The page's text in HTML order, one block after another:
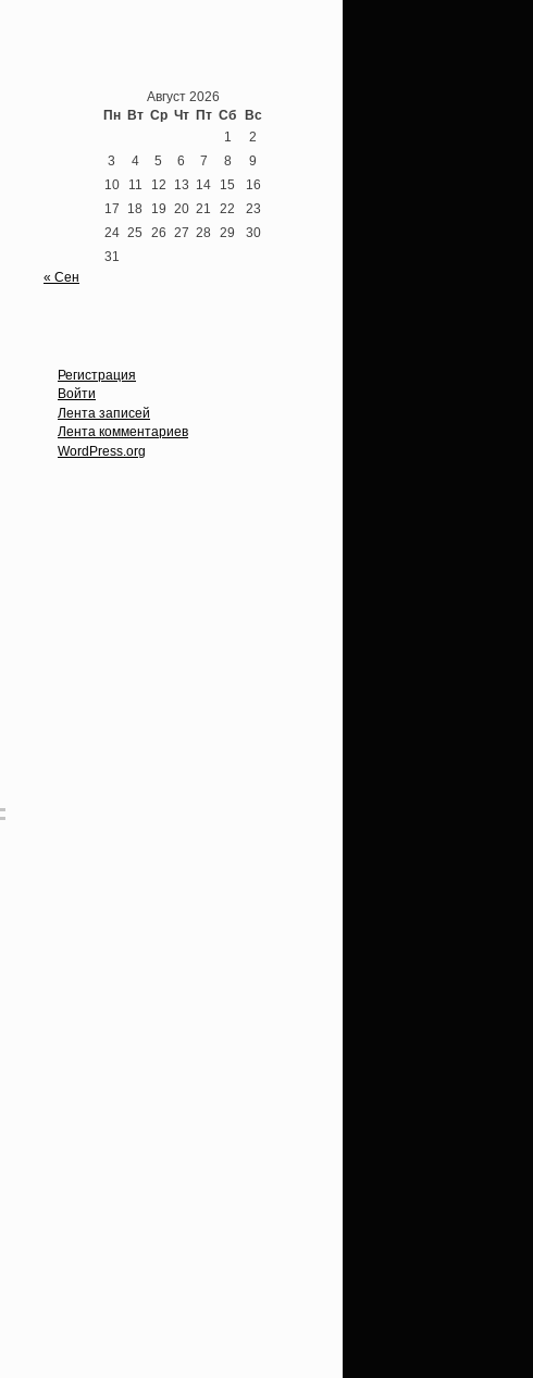
Август 2026
Пн Вт Ср Чт Пт Сб Вс
1
2
3
4 5 6 7 8
9
10
11 12 13 14 15
16
17
18 19 20 21 22
23
24 25 26 27 28 29
30
31
« Сен
Регистрация
Войти
Лента записей
Лента комментариев
WordPress.org